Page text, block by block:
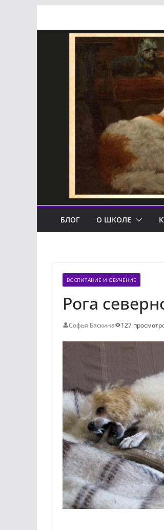
содержимому
БЛОГ О ШКОЛЕ
ВОСПИТАНИЕ И ОБУЧЕНИЕ
Рога
Софья Баскина 127